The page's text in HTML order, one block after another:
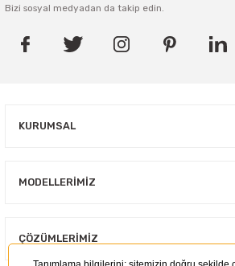
Bizi sosyal medyadan da takip edin.
KURUMSAL
MODELLERIMIZ
ÇÖZÜMLERIMIZ